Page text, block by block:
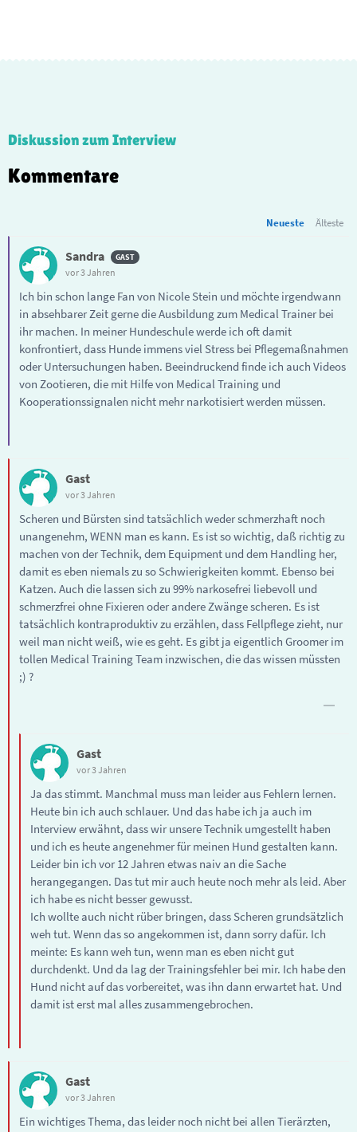
Diskussion zum Interview
Kommentare
Neueste Älteste
Sandra
vor 3 Jahren
Ich bin schon lange Fan von Nicole Stein und möchte irgendwann
in absehbarer Zeit gerne die Ausbildung zum Medical Trainer bei
ihr machen. In meiner Hundeschule werde ich oft damit
konfrontiert, dass Hunde immens viel Stress bei Pflegemaßnahmen
oder Untersuchungen haben. Beeindruckend finde ich auch Videos
von Zootieren, die mit Hilfe von Medical Training und
Kooperationssignalen nicht mehr narkotisiert werden müssen.
Gast
vor 3 Jahren
Scheren und Bürsten sind tatsächlich weder schmerzhaft noch
unangenehm, WENN man es kann. Es ist so wichtig, daß richtig zu
machen von der Technik, dem Equipment und dem Handling her,
damit es eben niemals zu so Schwierigkeiten kommt. Ebenso bei
Katzen. Auch die lassen sich zu 99% narkosefrei liebevoll und
schmerzfrei ohne Fixieren oder andere Zwänge scheren. Es ist
tatsächlich kontraproduktiv zu erzählen, dass Fellpflege zieht, nur
weil man nicht weiß, wie es geht. Es gibt ja eigentlich Groomer im
tollen Medical Training Team inzwischen, die das wissen müssten
;) ?
Gast
vor 3 Jahren
Ja das stimmt. Manchmal muss man leider aus Fehlern lernen.
Heute bin ich auch schlauer. Und das habe ich ja auch im
Interview erwähnt, dass wir unsere Technik umgestellt haben
und ich es heute angenehmer für meinen Hund gestalten kann.
Leider bin ich vor 12 Jahren etwas naiv an die Sache
herangegangen. Das tut mir auch heute noch mehr als leid. Aber
ich habe es nicht besser gewusst.
Ich wollte auch nicht rüber bringen, dass Scheren grundsätzlich
weh tut. Wenn das so angekommen ist, dann sorry dafür. Ich
meinte: Es kann weh tun, wenn man es eben nicht gut
durchdenkt. Und da lag der Trainingsfehler bei mir. Ich habe den
Hund nicht auf das vorbereitet, was ihn dann erwartet hat. Und
damit ist erst mal alles zusammengebrochen.
Gast
vor 3 Jahren
Ein wichtiges Thema, das leider noch nicht bei allen Tierärzten,